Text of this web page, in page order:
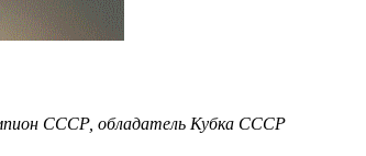
СССР, обладатель Кубка СССР